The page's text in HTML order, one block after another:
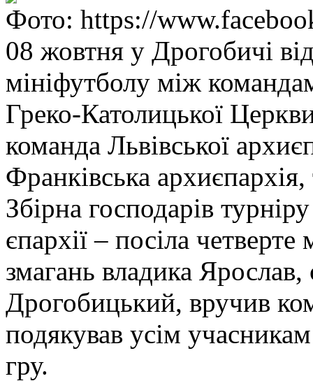
Фото: https://
08 жовтня у Дрогобичі
мініфутболу між
Греко-Католицької
команда Львівської
Франківська
Збірна господарів
єпархії – посіла
змагань владика
Дрогобицький, вручив
подякував усім
гру.